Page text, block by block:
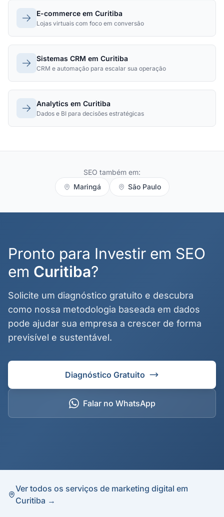
E-commerce em Curitiba
Lojas virtuais com foco em conversão
Sistemas CRM em Curitiba
CRM e automação para escalar sua operação
Analytics em Curitiba
Dados e BI para decisões estratégicas
SEO também em:
Maringá
São Paulo
Pronto para Investir em SEO
em Curitiba?
Solicite um diagnóstico gratuito e descubra
como nossa metodologia baseada em dados
pode ajudar sua empresa a crescer de forma
previsível e sustentável.
Diagnóstico Gratuito
Falar no WhatsApp
Ver todos os serviços de marketing digital em
Curitiba →